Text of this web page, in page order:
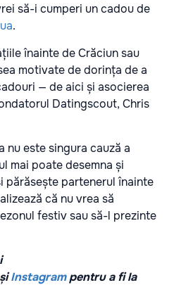
să-i cumperi un cadou de
.
înainte de Crăciun sau
motivate de dorința de a
— de aici și asocierea
Datingscout, Chris
nu este singura cauză a
mai poate desemna și
părăsește partenerul înainte
că nu vrea să
festiv sau să-l prezinte
șiInstagrampentru a fi la